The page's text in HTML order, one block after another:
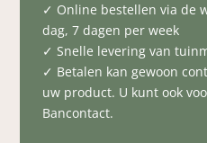
✓ Online bestellen via de
dag, 7 dagen per week
✓ Snelle levering van
✓ Betalen kan gewoon
uw product. U kunt ook
Bancontact.